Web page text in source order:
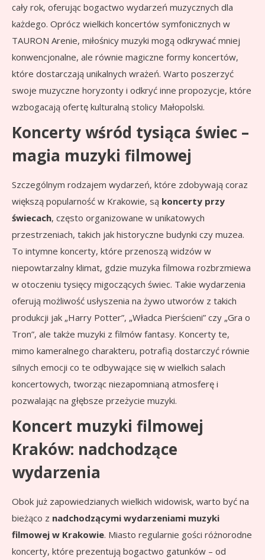
cały rok, oferując bogactwo wydarzeń muzycznych dla
każdego. Oprócz wielkich koncertów symfonicznych w
TAURON Arenie, miłośnicy muzyki mogą odkrywać mniej
konwencjonalne, ale równie magiczne formy koncertów,
które dostarczają unikalnych wrażeń. Warto poszerzyć
swoje muzyczne horyzonty i odkryć inne propozycje, które
wzbogacają ofertę kulturalną stolicy Małopolski.
Koncerty wśród tysiąca świec –
magia muzyki filmowej
Szczególnym rodzajem wydarzeń, które zdobywają coraz
większą popularność w Krakowie, są koncerty przy
świecach, często organizowane w unikatowych
przestrzeniach, takich jak historyczne budynki czy muzea.
To intymne koncerty, które przenoszą widzów w
niepowtarzalny klimat, gdzie muzyka filmowa rozbrzmiewa
w otoczeniu tysięcy migoczących świec. Takie wydarzenia
oferują możliwość usłyszenia na żywo utworów z takich
produkcji jak „Harry Potter”, „Władca Pierścieni” czy „Gra o
Tron”, ale także muzyki z filmów fantasy. Koncerty te,
mimo kameralnego charakteru, potrafią dostarczyć równie
silnych emocji co te odbywające się w wielkich salach
koncertowych, tworząc niezapomnianą atmosferę i
pozwalając na głębsze przeżycie muzyki.
Koncert muzyki filmowej
Kraków: nadchodzące
wydarzenia
Obok już zapowiedzianych wielkich widowisk, warto być na
bieżąco z nadchodzącymi wydarzeniami muzyki
filmowej w Krakowie. Miasto regularnie gości różnorodne
koncerty, które prezentują bogactwo gatunków – od